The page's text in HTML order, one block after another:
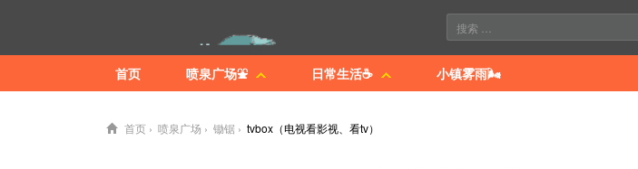
首页 喷泉广场⛲ 日常生活☕ 小镇雾雨🌬
首页 › 喷泉广场 › 锄锯 › tvbox（电视看影视、看tv）